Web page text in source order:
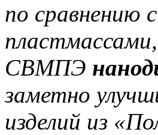
по
СВМПЭ
заметно
изделий из